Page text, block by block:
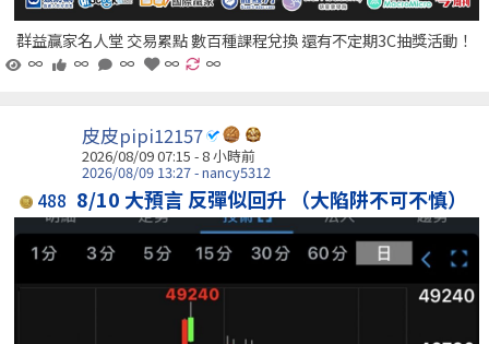
群益贏家名人堂 交易累點 數百種課程兌換 還有不定期3C抽獎活動！
∞
∞ ∞ ∞ ∞
皮皮pipi12157
2026/08/09 07:15 -8 小時前
2026/08/09 13:27 - nancy5312
488 8/10 大預言 反彈似回升 （大陷阱不可不慎）